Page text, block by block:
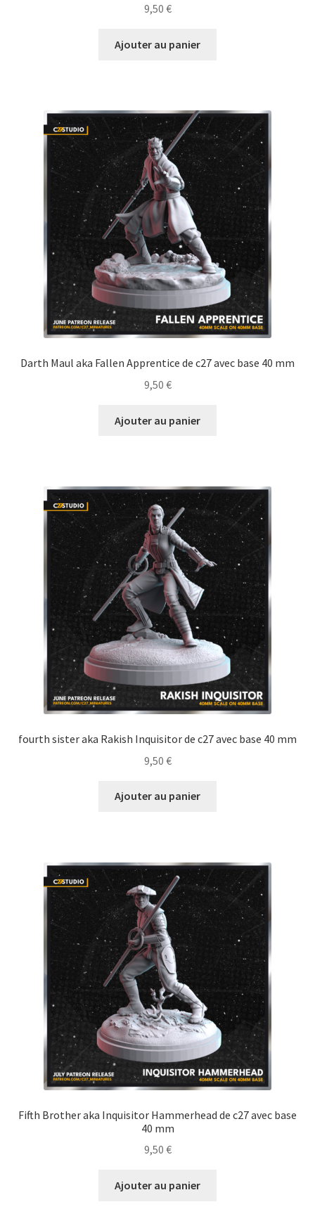
9,50 €
Ajouter au panier
Darth Maul aka Fallen Apprentice de c27 avec base 40 mm
9,50 €
Ajouter au panier
fourth sister aka Rakish Inquisitor de c27 avec base 40 mm
9,50 €
Ajouter au panier
Fifth Brother aka Inquisitor Hammerhead de c27 avec base
40 mm
9,50 €
Ajouter au panier